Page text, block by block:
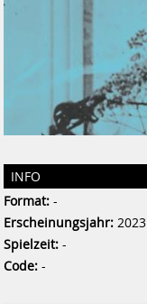
INFO
Format: -
Erscheinungsjahr: 2023
Spielzeit: -
Code: -